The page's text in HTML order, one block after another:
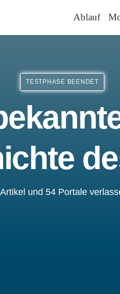
Ablauf
TESTPHASE BEENDET
und 54 Portale